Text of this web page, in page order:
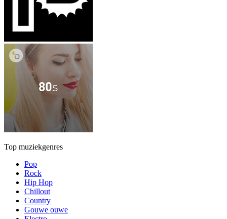
Top muziekgenres
Pop
Rock
Hip Hop
Chillout
Country
Gouwe ouwe